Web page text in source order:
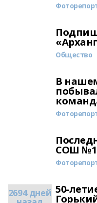
Общество
В
СОШ №1
2694 дней 50-